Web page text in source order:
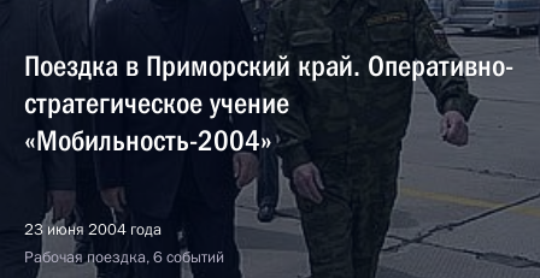
Поездка в Приморский край. Оперативно-
стратегическое учение
«Мобильность-2004»
23 июня 2004 года
Рабочая поездка, 6 событий